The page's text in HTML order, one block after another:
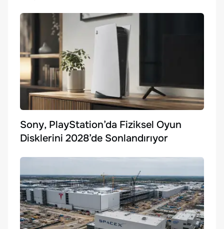
Sony, PlayStation’da Fiziksel Oyun
Disklerini 2028’de Sonlandırıyor